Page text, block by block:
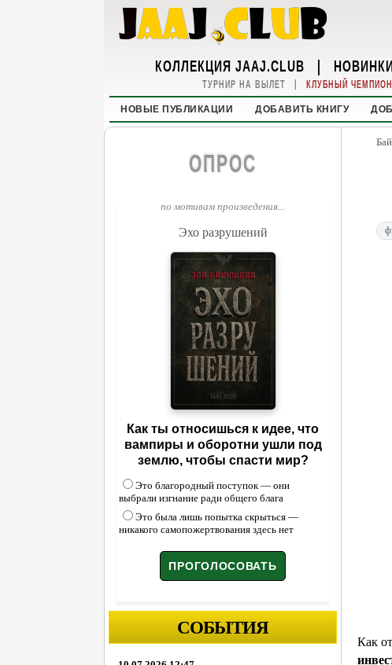
КОЛЛЕКЦИЯ JAAJ.CLUB |
ТУРНИР НА ВЫЛЕТ | КЛУБНЫЙ
НОВЫЕ ПУБЛИКАЦИИ ДОБАВИТЬ КНИГУ
ОПРОС
по мотивам произведения...
Эхо разрушений
Как ты относишься к идее, что
вампиры и оборотни ушли под
землю, чтобы спасти мир?
Это благородный поступок — они
выбрали изгнание ради общего блага
Это была лишь попытка скрыться —
никакого самопожертвования здесь нет
СОБЫТИЯ
Как